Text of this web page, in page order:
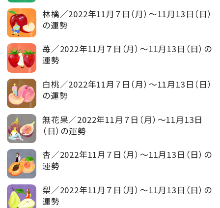
林檎／2022年11月７日（月）～11月13日（日）
の運勢
苺／2022年11月７日（月）～11月13日（日）の
運勢
白桃／2022年11月７日（月）～11月13日（日）
の運勢
無花果／2022年11月７日（月）～11月13日
（日）の運勢
杏／2022年11月７日（月）～11月13日（日）の
運勢
梨／2022年11月７日（月）～11月13日（日）の
運勢